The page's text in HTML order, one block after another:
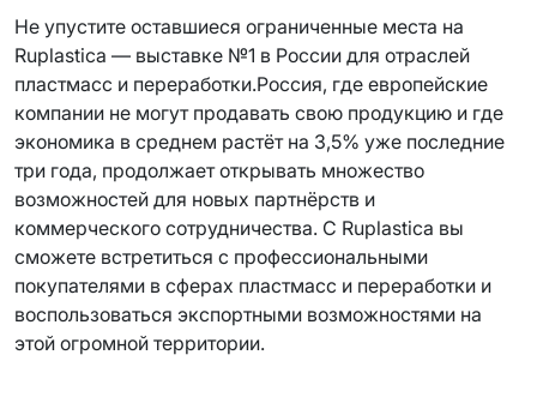
Не упустите оставшиеся ограниченные места на
Ruplastica — выставке №1 в России для отраслей
пластмасс и переработки.Россия, где европейские
компании не могут продавать свою продукцию и где
экономика в среднем растёт на 3,5% уже последние
три года, продолжает открывать множество
возможностей для новых партнёрств и
коммерческого сотрудничества. С Ruplastica вы
сможете встретиться с профессиональными
покупателями в сферах пластмасс и переработки и
воспользоваться экспортными возможностями на
этой огромной территории.